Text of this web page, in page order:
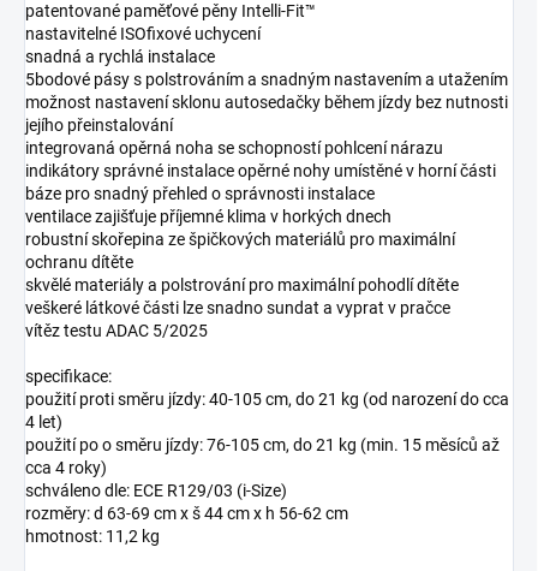
patentované paměťové pěny Intelli-Fit™
nastavitelné ISOfixové uchycení
snadná a rychlá instalace
5bodové pásy s polstrováním a snadným nastavením a utažením
možnost nastavení sklonu autosedačky během jízdy bez nutnosti
jejího přeinstalování
integrovaná opěrná noha se schopností pohlcení nárazu
indikátory správné instalace opěrné nohy umístěné v horní části
báze pro snadný přehled o správnosti instalace
ventilace zajišťuje příjemné klima v horkých dnech
robustní skořepina ze špičkových materiálů pro maximální
ochranu dítěte
skvělé materiály a polstrování pro maximální pohodlí dítěte
veškeré látkové části lze snadno sundat a vyprat v pračce
vítěz testu ADAC 5/2025
specifikace:
použití proti směru jízdy: 40-105 cm, do 21 kg (od narození do cca
4 let)
použití po o směru jízdy: 76-105 cm, do 21 kg (min. 15 měsíců až
cca 4 roky)
schváleno dle: ECE R129/03 (i-Size)
rozměry: d 63-69 cm x š 44 cm x h 56-62 cm
hmotnost: 11,2 kg